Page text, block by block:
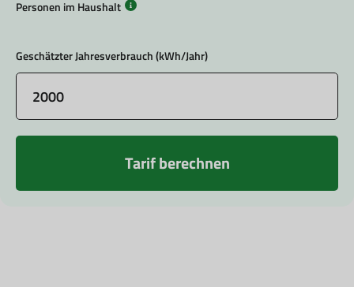
Personen im Haushalt
Geschätzter Jahresverbrauch (kWh/Jahr)
Tarif berechnen